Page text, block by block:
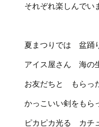
それぞれ楽しんで
夏まつりでは 盆踊
アイス屋さん 海の
お友だちと もら
かっこいい剣をも
ピカピカ光る カチ